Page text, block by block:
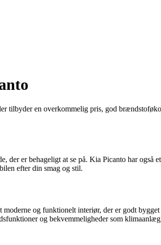
en overkommelig pris, god
er behageligt at se på. Kia Picanto har også
efter din smag og stil.
og funktionelt interiør, der er godt
og bekvemmeligheder som